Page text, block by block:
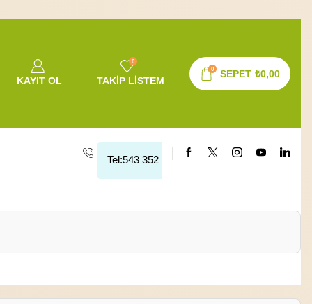
KAYIT OL
0
TAKIP LISTEM
0 SEPET ₺0,00
Tel:543 352 64 10